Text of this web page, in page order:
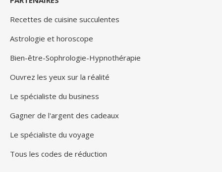
Recettes de cuisine succulentes
Astrologie et horoscope
Bien-être-Sophrologie-Hypnothérapie
Ouvrez les yeux sur la réalité
Le spécialiste du business
Gagner de l'argent des cadeaux
Le spécialiste du voyage
Tous les codes de réduction